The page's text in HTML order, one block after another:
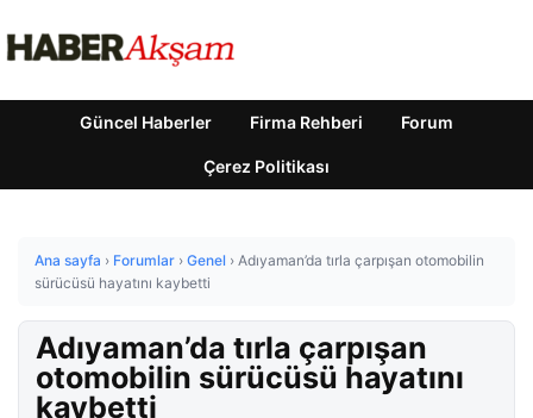
Güncel Haberler Firma Rehberi Forum
Çerez Politikası
Ana sayfa › Forumlar › Genel › Adıyaman’da tırla çarpışan otomobilin
sürücüsü hayatını kaybetti
Adıyaman’da tırla çarpışan
otomobilin sürücüsü hayatını
kaybetti